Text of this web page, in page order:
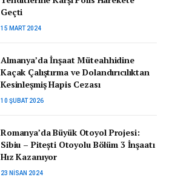
Geçti
15 MART 2024
Almanya’da İnşaat Müteahhidine
Kaçak Çalıştırma ve Dolandırıcılıktan
Kesinleşmiş Hapis Cezası
10 ŞUBAT 2026
Romanya’da Büyük Otoyol Projesi:
Sibiu – Pitești Otoyolu Bölüm 3 İnşaatı
Hız Kazanıyor
23 NISAN 2024